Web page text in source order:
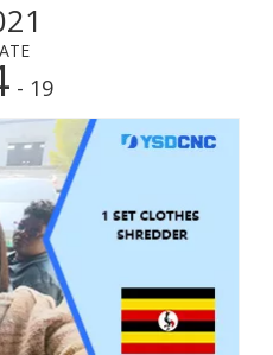
解，这对于随后在本地环境
线方法——圆管合缝机对于这
极为关键的步骤。我们知道
三根火线。
- 19